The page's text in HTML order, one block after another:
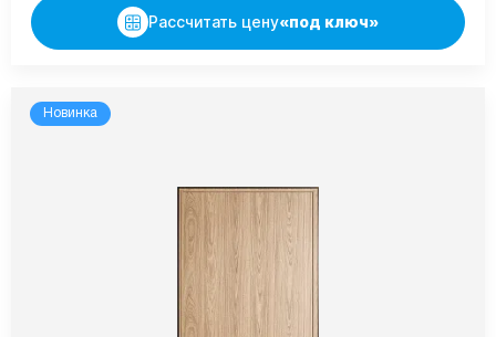
Рассчитать цену«под ключ»
Новинка